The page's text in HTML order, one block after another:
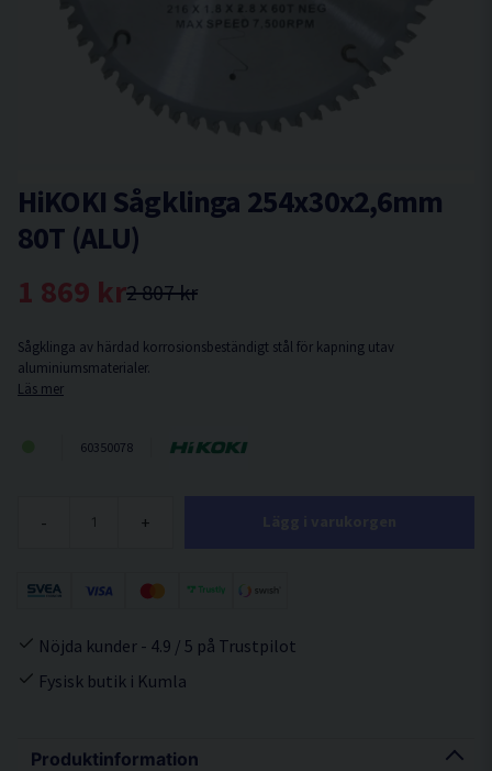
Produktinformation
HiKOKI Sågklinga 254x30x2,6mm
80T (ALU)
2 807 kr
1 869 kr
Sågklinga av härdad korrosionsbeständigt stål för kapning utav
aluminiumsmaterialer.
Läs mer
60350078
- +
Nöjda kunder - 4.9 / 5 på Trustpilot
Fysisk butik i Kumla